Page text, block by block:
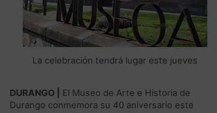
La celebración tendrá lugar este jueves
DURANGO |
El Museo de Arte e Historia de
Durango conmemora su 40 aniversario este